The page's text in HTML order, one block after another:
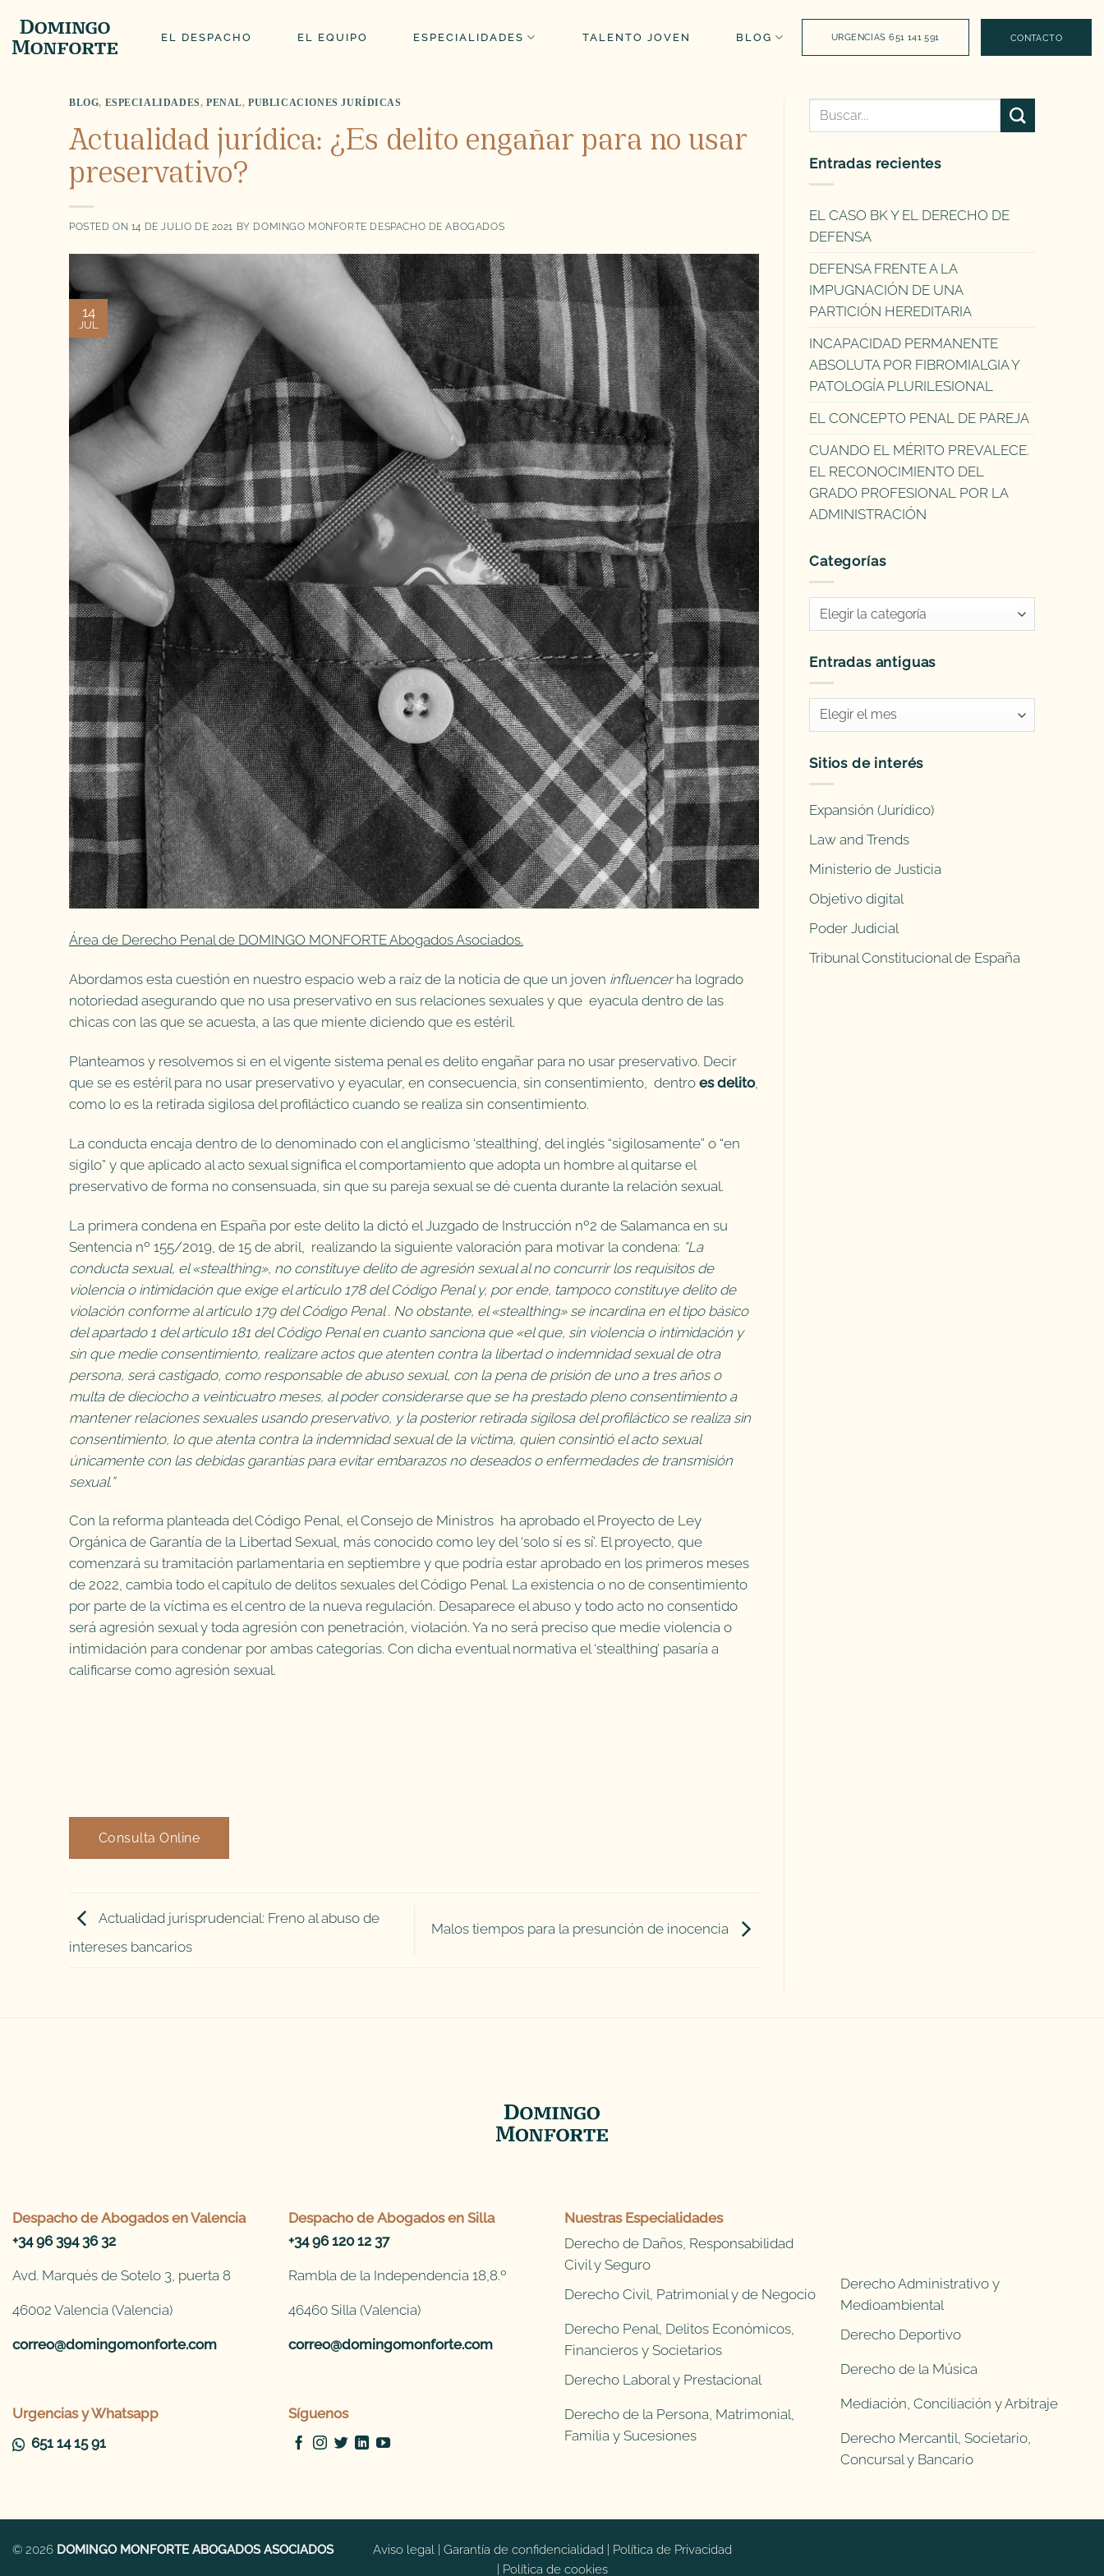
contenido
EL DESPACHO EL EQUIPO ESPECIALIDADES TALENTO JOVEN BLOG URGENCIAS 651 141 591 CONTACTO
BLOG, ESPECIALIDADES, PENAL,PUBLICACIONES JURÍDICAS
Actualidad jurídica: ¿Es delito engañar para no usar
preservativo?
POSTED ON 14 DE JULIO DE 2021 BY DOMINGO MONFORTE DESPACHO DE ABOGADOS
14
JUL
Área de Derecho Penal de DOMINGO MONFORTE Abogados Asociados.
Abordamos esta cuestión en nuestro espacio web a raíz de la noticia de que un joven influencerha logrado
notoriedad asegurando que no usa preservativo en sus relaciones sexuales y que eyacula dentro de las
chicas con las que se acuesta, a las que miente diciendo que es estéril.
Planteamos y resolvemos si en el vigente sistema penal es delito engañar para no usar preservativo. Decir
que se es estéril para no usar preservativo y eyacular, en consecuencia, sin consentimiento, dentro es delito,
como lo es la retirada sigilosa del profiláctico cuando se realiza sin consentimiento.
La conducta encaja dentro de lo denominado con el anglicismo ‘stealthing’, del inglés “sigilosamente” o “en
sigilo” y que aplicado al acto sexual significa el comportamiento que adopta un hombre al quitarse el
preservativo de forma no consensuada, sin que su pareja sexual se dé cuenta durante la relación sexual.
La primera condena en España por este delito la dictó el Juzgado de Instrucción nº2 de Salamanca en su
Sentencia nº 155/2019, de 15 de abril, realizando la siguiente valoración para motivar la condena: “La
conducta sexual, el «stealthing», no constituye delito de agresión sexual al no concurrir los requisitos de
violencia o intimidación que exige el artículo 178 del Código Penal y, por ende, tampoco constituye delito de
violación conforme al artículo 179 del Código Penal . No obstante, el «stealthing» se incardina en el tipo básico
del apartado 1 del artículo 181 del Código Penal en cuanto sanciona que «el que, sin violencia o intimidación y
sin que medie consentimiento, realizare actos que atenten contra la libertad o indemnidad sexual de otra
persona, será castigado, como responsable de abuso sexual, con la pena de prisión de uno a tres años o
multa de dieciocho a veinticuatro meses, al poder considerarse que se ha prestado pleno consentimiento a
mantener relaciones sexuales usando preservativo, y la posterior retirada sigilosa del profiláctico se realiza sin
consentimiento, lo que atenta contra la indemnidad sexual de la víctima, quien consintió el acto sexual
únicamente con las debidas garantías para evitar embarazos no deseados o enfermedades de transmisión
sexual.”
Con la reforma planteada del Código Penal, el Consejo de Ministros ha aprobado el Proyecto de Ley
Orgánica de Garantía de la Libertad Sexual, más conocido como ley del ‘solo sí es sí’. El proyecto, que
comenzará su tramitación parlamentaria en septiembre y que podría estar aprobado en los primeros meses
de 2022, cambia todo el capítulo de delitos sexuales del Código Penal. La existencia o no de consentimiento
por parte de la víctima es el centro de la nueva regulación. Desaparece el abuso y todo acto no consentido
será agresión sexual y toda agresión con penetración, violación. Ya no será preciso que medie violencia o
intimidación para condenar por ambas categorías. Con dicha eventual normativa el ‘stealthing’ pasaría a
calificarse como agresión sexual.
Consulta Online
Actualidad jurisprudencial: Freno al abuso de
intereses bancarios
Malos tiempos para la presunción de inocencia
Entradas recientes
EL CASO BK Y EL DERECHO DE
DEFENSA
DEFENSA FRENTE A LA
IMPUGNACIÓN DE UNA
PARTICIÓN HEREDITARIA
INCAPACIDAD PERMANENTE
ABSOLUTA POR FIBROMIALGIA Y
PATOLOGÍA PLURILESIONAL
EL CONCEPTO PENAL DE PAREJA
CUANDO EL MÉRITO PREVALECE.
EL RECONOCIMIENTO DEL
GRADO PROFESIONAL POR LA
ADMINISTRACIÓN
Categorías
Categorías
Entradas antiguas
Entradas
antiguas
Sitios de interés
Expansión (Jurídico)
Law and Trends
Ministerio de Justicia
Objetivo digital
Poder Judicial
Tribunal Constitucional de España
Despacho de Abogados en Valencia
+34 96 394 36 32
Avd. Marqués de Sotelo 3, puerta 8
46002 Valencia (Valencia)
correo@domingomonforte.com
Urgencias y Whatsapp
651 14 15 91
Despacho de Abogados en Silla
+34 96 120 12 37
Rambla de la Independencia 18,8.º
46460 Silla (Valencia)
correo@domingomonforte.com
Síguenos
Nuestras Especialidades
Derecho de Daños, Responsabilidad
Civil y Seguro
Derecho Civil, Patrimonial y de Negocio
Derecho Penal, Delitos Económicos,
Financieros y Societarios
Derecho Laboral y Prestacional
Derecho de la Persona, Matrimonial,
Familia y Sucesiones
Derecho Administrativo y
Medioambiental
Derecho Deportivo
Derecho de la Música
Mediación, Conciliación y Arbitraje
Derecho Mercantil, Societario,
Concursal y Bancario
© 2026 DOMINGO MONFORTE ABOGADOS ASOCIADOS Aviso legal| Garantía de confidencialidad|
Política de Privacidad
Política de cookies